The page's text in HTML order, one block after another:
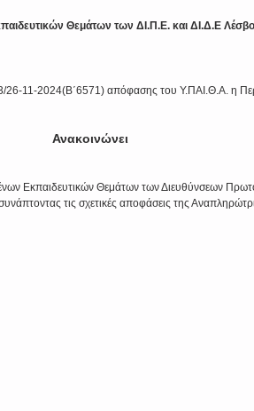
Θεμάτων των ΔΙ.Π.Ε. και ΔΙ.Δ.Ε
11-2024(Β΄6571) απόφασης του Υ.ΠΑΙ.Θ.Α. η
Ανακοινώνει
Εκπαιδευτικών Θεμάτων των Διευθύνσεων
τις σχετικές αποφάσεις της